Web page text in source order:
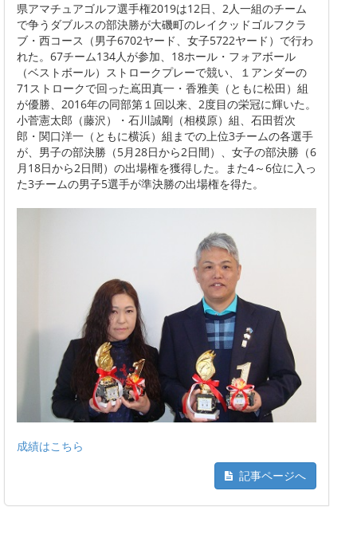
県アマチュアゴルフ選手権2019は12日、2人一組のチーム
で争うダブルスの部決勝が大磯町のレイクッドゴルフクラ
ブ・西コース（男子6702ヤード、女子5722ヤード）で行わ
れた。67チーム134人が参加、18ホール・フォアボール
（ベストボール）ストロークプレーで競い、１アンダーの
71ストロークで回った嶌田真一・香雅美（ともに松田）組
が優勝、2016年の同部第１回以来、2度目の栄冠に輝いた。
小菅憲太郎（藤沢）・石川誠剛（相模原）組、石田哲次
郎・関口洋一（ともに横浜）組までの上位3チームの各選手
が、男子の部決勝（5月28日から2日間）、女子の部決勝（6
月18日から2日間）の出場権を獲得した。また4～6位に入っ
た3チームの男子5選手が準決勝の出場権を得た。
成績はこちら
記事ページへ